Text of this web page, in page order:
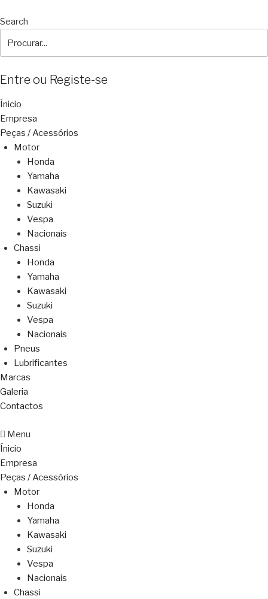
Search
Entre ou Registe-se
Ínicio
Empresa
Peças / Acessórios
Motor
Honda
Yamaha
Kawasaki
Suzuki
Vespa
Nacionais
Chassi
Honda
Yamaha
Kawasaki
Suzuki
Vespa
Nacionais
Pneus
Lubrificantes
Marcas
Galeria
Contactos
Menu
Ínicio
Empresa
Peças / Acessórios
Motor
Honda
Yamaha
Kawasaki
Suzuki
Vespa
Nacionais
Chassi